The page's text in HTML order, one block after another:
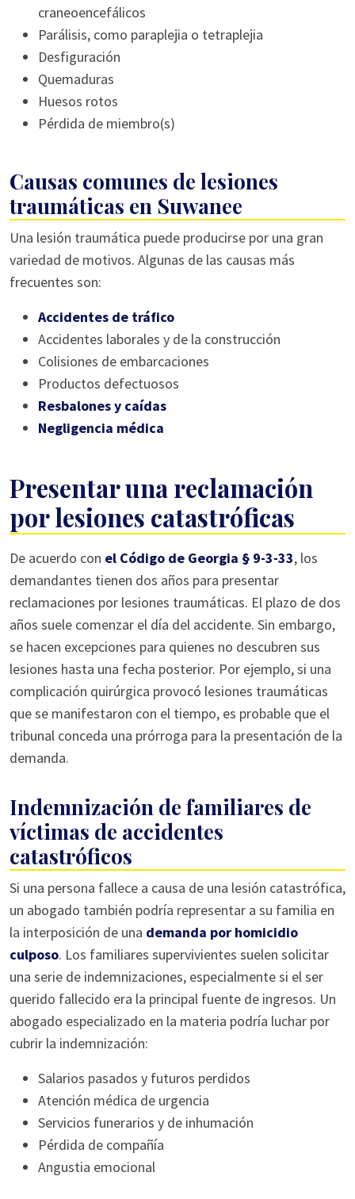
craneoencefálicos
Parálisis, como paraplejia o tetraplejia
Desfiguración
Quemaduras
Huesos rotos
Pérdida de miembro(s)
Causas comunes de lesiones
traumáticas en Suwanee
Una lesión traumática puede producirse por una gran
variedad de motivos. Algunas de las causas más
frecuentes son:
Accidentes de tráfico
Accidentes laborales y de la construcción
Colisiones de embarcaciones
Productos defectuosos
Resbalones y caídas
Negligencia médica
Presentar una reclamación
por lesiones catastróficas
De acuerdo con el Código de Georgia § 9-3-33, los
demandantes tienen dos años para presentar
reclamaciones por lesiones traumáticas. El plazo de dos
años suele comenzar el día del accidente. Sin embargo,
se hacen excepciones para quienes no descubren sus
lesiones hasta una fecha posterior. Por ejemplo, si una
complicación quirúrgica provocó lesiones traumáticas
que se manifestaron con el tiempo, es probable que el
tribunal conceda una prórroga para la presentación de la
demanda.
Indemnización de familiares de
víctimas de accidentes
catastróficos
Si una persona fallece a causa de una lesión catastrófica,
un abogado también podría representar a su familia en
la interposición de una demanda por homicidio
culposo. Los familiares supervivientes suelen solicitar
una serie de indemnizaciones, especialmente si el ser
querido fallecido era la principal fuente de ingresos. Un
abogado especializado en la materia podría luchar por
cubrir la indemnización:
Salarios pasados y futuros perdidos
Atención médica de urgencia
Servicios funerarios y de inhumación
Pérdida de compañía
Angustia emocional